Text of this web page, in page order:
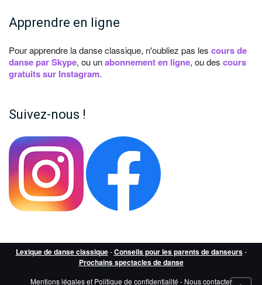
Apprendre en ligne
Pour apprendre la danse classique, n'oubliez pas les cours de
danse par Skype, ou unabonnement en ligne, ou des cours
gratuits sur Instagram.
Suivez-nous !
Lexique de danse classique-Conseils pour les parents de danseurs-
Prochains spectacles de danse
Mentions légales et Politique de confidentialité - Nous contacter